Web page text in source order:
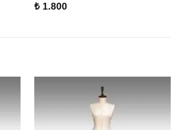
₺1.800